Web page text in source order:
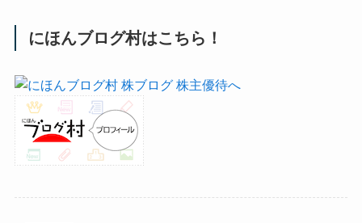
にほんブログ村はこちら！